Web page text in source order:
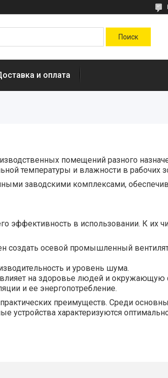
и оплата
помещений разного
температуры и влажности в рабочих
заводскими комплексами,
в использовании. К их
создать осевой промышленный
и уровень шума.
на здоровье людей и окружающую
и ее энергопотребление.
преимуществ. Среди
устройства характеризуются